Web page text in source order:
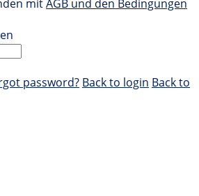
mitAGB und den Bedingungen
password? Back to login Back to